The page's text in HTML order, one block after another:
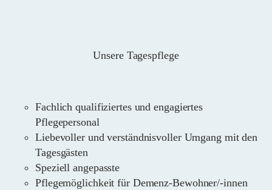
Unsere Tagespflege
Fachlich qualifiziertes und engagiertes
Pflegepersonal
Liebevoller und verständnisvoller Umgang mit den
Tagesgästen
Speziell angepasste
Pflegemöglichkeit für Demenz-Bewohner/-innen